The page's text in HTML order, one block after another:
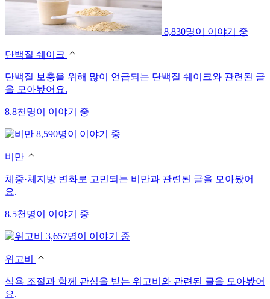
8,830명이 이야기 중
단백질 쉐이크
단백질 보충을 위해 많이 언급되는 단백질 쉐이크와 관련된 글
을 모아봤어요.
8.8천명이 이야기 중
8,590명이 이야기 중
비만
체중·체지방 변화로 고민되는 비만과 관련된 글을 모아봤어
요.
8.5천명이 이야기 중
3,657명이 이야기 중
위고비
식욕 조절과 함께 관심을 받는 위고비와 관련된 글을 모아봤어
요.